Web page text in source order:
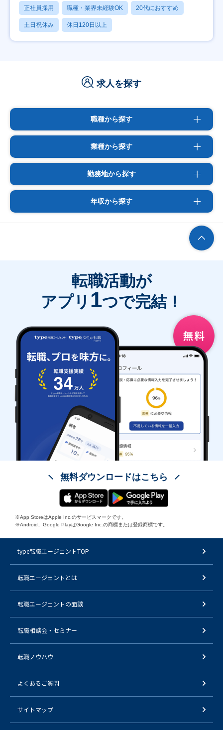
正社員採用 職種・業界未経験OK 20代におすすめ
土日祝休み 休日120日以上
求人を探す
職種から探す
業種から探す
勤務地から探す
年収から探す
転職活動が
アプリ 1つで完結！
無料ダウンロードはこちら
※App StoreはApple Inc.のサービスマークです。
※Android、Google PlayはGoogle Inc.の商標または登録商標です。
type転職エージェントTOP
転職エージェントとは
転職エージェントの面談
転職相談会・セミナー
転職ノウハウ
よくあるご質問
サイトマップ